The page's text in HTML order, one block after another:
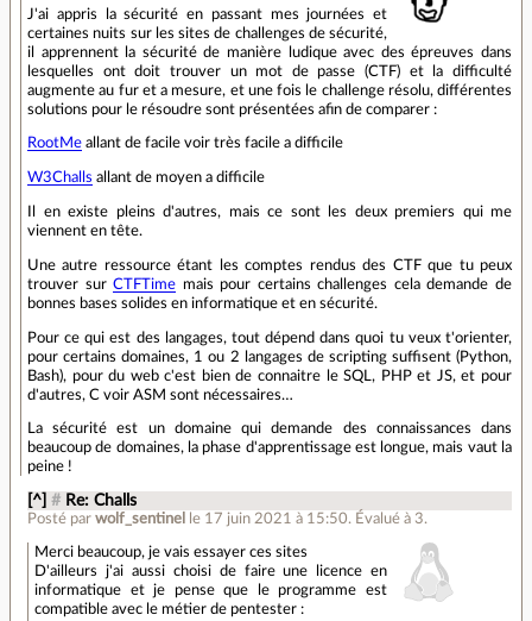
J'ai appris la sécurité en passant mes journées et
certaines nuits sur les sites de challenges de sécurité,
il apprennent la sécurité de manière ludique avec des épreuves dans
lesquelles ont doit trouver un mot de passe (CTF) et la difficulté
augmente au fur et a mesure, et une fois le challenge résolu, différentes
solutions pour le résoudre sont présentées afin de comparer :
RootMe allant de facile voir très facile a difficile
W3Challs allant de moyen a difficile
Il en existe pleins d'autres, mais ce sont les deux premiers qui me
viennent en tête.
Une autre ressource étant les comptes rendus des CTF que tu peux
trouver surCTFTime mais pour certains challenges cela demande de
bonnes bases solides en informatique et en sécurité.
Pour ce qui est des langages, tout dépend dans quoi tu veux t'orienter,
pour certains domaines, 1 ou 2 langages de scripting suffisent (Python,
Bash), pour du web c'est bien de connaitre le SQL, PHP et JS, et pour
d'autres, C voir ASM sont nécessaires…
La sécurité est un domaine qui demande des connaissances dans
beaucoup de domaines, la phase d'apprentissage est longue, mais vaut la
peine !
[^] # Re: Challs
Posté parwolf_sentinel le 17 juin 2021 à 15:50. Évalué à 3.
Merci beaucoup, je vais essayer ces sites
D'ailleurs j'ai aussi choisi de faire une licence en
informatique et je pense que le programme est
compatible avec le métier de pentester :